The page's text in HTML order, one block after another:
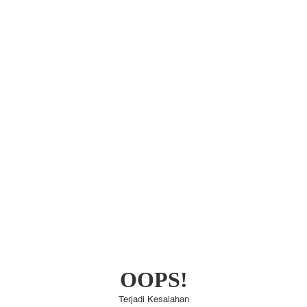
OOPS!
Terjadi Kesalahan